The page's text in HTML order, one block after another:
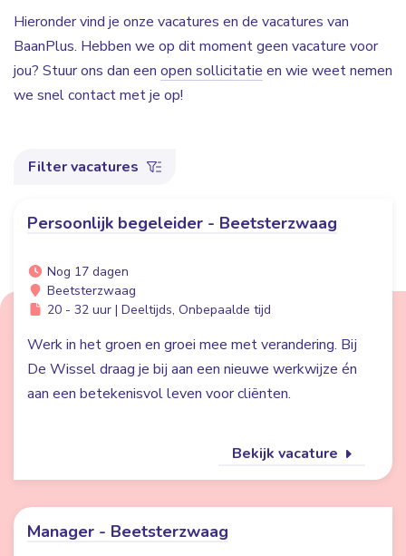
Hieronder vind je onze vacatures en de vacatures van
BaanPlus. Hebben we op dit moment geen vacature voor
jou? Stuur ons dan een open sollicitatie en wie weet nemen
we snel contact met je op!
Filter vacatures
Persoonlijk begeleider - Beetsterzwaag
Nog 17 dagen
Beetsterzwaag
20 - 32 uur | Deeltijds, Onbepaalde tijd
Werk in het groen en groei mee met verandering. Bij
De Wissel draag je bij aan een nieuwe werkwijze én
aan een betekenisvol leven voor cliënten.
Bekijk vacature
Manager - Beetsterzwaag